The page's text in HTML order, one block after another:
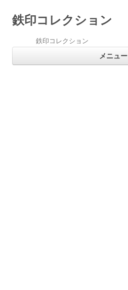
鉄印コレクション
鉄印コレクション
メニュー